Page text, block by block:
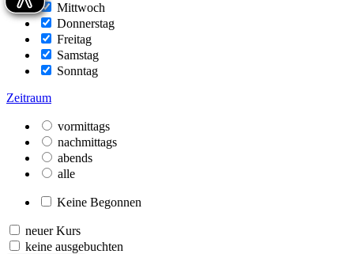
Mittwoch
Donnerstag
Freitag
Samstag
Sonntag
Zeitraum
vormittags
nachmittags
abends
alle
Keine Begonnen
neuer Kurs
keine ausgebuchten